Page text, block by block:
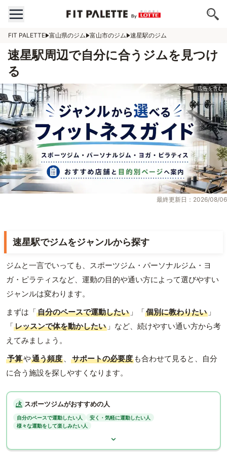
FIT PALETTE 富山県のジム 富山市のジム 速星駅のジム
速星駅周辺で自分に合うジムを見つけ
る
最終更新日：2026/08/06
速星駅でジムをジャンルから探す
ジムと一言でいっても、スポーツジム・パーソナルジム・ヨ
ガ・ピラティスなど、運動の目的や通い方によって選びやすい
ジャンルは変わります。
まずは「自分のペースで運動したい 」「個別に教わりたい 」
「レッスンで体を動かしたい 」など、続けやすい通い方から考
えてみましょう。
予算や通う頻度 、 サポートの必要度 も合わせて見ると、自分
に合う施設を探しやすくなります。
スポーツジムがおすすめの人
自分のペースで運動したい人
安く・気軽に運動したい人
様々な運動をして楽しみたい人